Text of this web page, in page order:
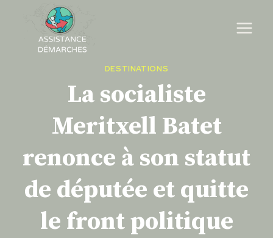
content
DESTINATIONS
La socialiste
Meritxell Batet
renonce à son statut
de députée et quitte
le front politique